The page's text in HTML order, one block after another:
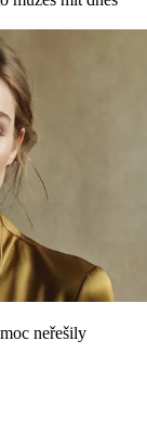
neřešily